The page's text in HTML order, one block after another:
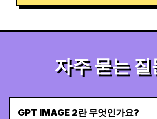
자주 묻는 질
GPT IMAGE 2란 무엇인가요?